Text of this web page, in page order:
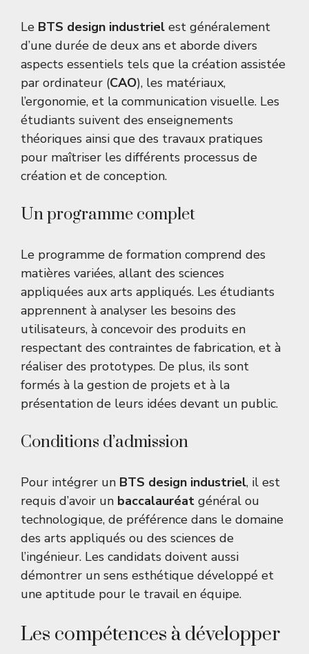
Le BTS design industriel est généralement
d’une durée de deux ans et aborde divers
aspects essentiels tels que la création assistée
par ordinateur (CAO), les matériaux,
l’ergonomie, et la communication visuelle. Les
étudiants suivent des enseignements
théoriques ainsi que des travaux pratiques
pour maîtriser les différents processus de
création et de conception.
Un programme complet
Le programme de formation comprend des
matières variées, allant des sciences
appliquées aux arts appliqués. Les étudiants
apprennent à analyser les besoins des
utilisateurs, à concevoir des produits en
respectant des contraintes de fabrication, et à
réaliser des prototypes. De plus, ils sont
formés à la gestion de projets et à la
présentation de leurs idées devant un public.
Conditions d’admission
Pour intégrer un BTS design industriel, il est
requis d’avoir un baccalauréat général ou
technologique, de préférence dans le domaine
des arts appliqués ou des sciences de
l’ingénieur. Les candidats doivent aussi
démontrer un sens esthétique développé et
une aptitude pour le travail en équipe.
Les compétences à développer